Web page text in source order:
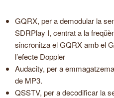
GQRX, per a demodular la
SDRPlay I, centrat a la
sincronitza el GQRX amb el
l’efecte Doppler
Audacity, per a
de MP3.
QSSTV, per a decodificar la